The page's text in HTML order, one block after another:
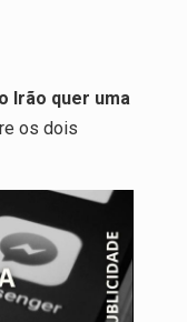
Irão quer uma
os dois